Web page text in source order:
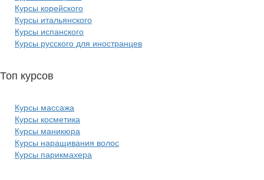
Курсы корейского
Курсы итальянского
Курсы испанского
Курсы русского для иностранцев
Топ курсов
Курсы массажа
Курсы косметика
Курсы маникюра
Курсы наращивания волос
Курсы парикмахера